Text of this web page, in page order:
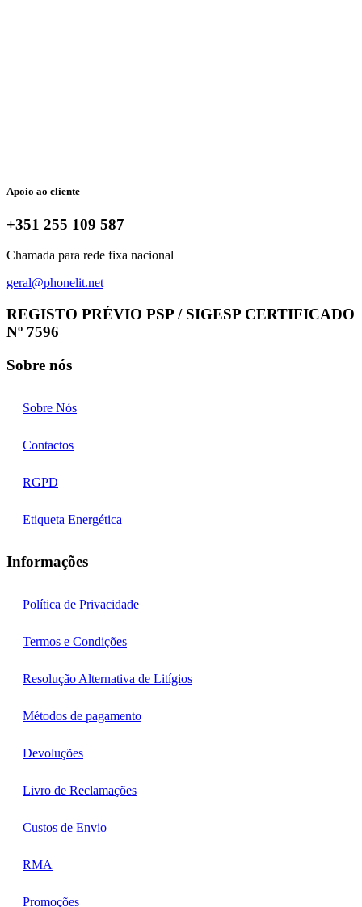
Apoio ao cliente
+351 255 109 587
Chamada para rede fixa nacional
geral@phonelit.net
REGISTO PRÉVIO PSP / SIGESP CERTIFICADO
Nº 7596
Sobre nós
Sobre Nós
Contactos
RGPD
Etiqueta Energética
Informações
Política de Privacidade
Termos e Condições
Resolução Alternativa de Litígios
Métodos de pagamento
Devoluções
Livro de Reclamações
Custos de Envio
RMA
Promoções